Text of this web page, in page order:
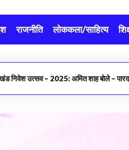
राजनीति लोककला/साहित्य
निवेश उत्सव – 2025: अमित शाह बोले –